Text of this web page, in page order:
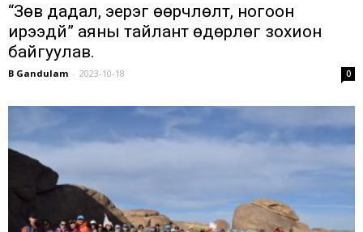
“Зөв дадал, эерэг өөрчлөлт, ногоон
ирээдүй” аяны тайлант өдөрлөг зохион
байгуулав.
B Gandulam - 2023-10-18 0